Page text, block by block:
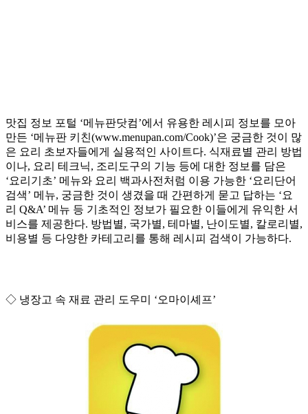
맛집 정보 포털 ‘메뉴판닷컴’에서 유용한 레시피 정보를 모아
만든 ‘메뉴판 키친(www.menupan.com/Cook)’은 궁금한 것이 많
은 요리 초보자들에게 실용적인 사이트다. 식재료별 관리 방법
이나, 요리 테크닉, 조리도구의 기능 등에 대한 정보를 담은
‘요리기초’ 메뉴와 요리 백과사전처럼 이용 가능한 ‘요리단어
검색’ 메뉴, 궁금한 것이 생겼을 때 간편하게 묻고 답하는 ‘요
리 Q&A’ 메뉴 등 기초적인 정보가 필요한 이들에게 유익한 서
비스를 제공한다. 방법별, 국가별, 테마별, 난이도별, 칼로리별,
비용별 등 다양한 카테고리를 통해 레시피 검색이 가능하다.
◇ 냉장고 속 재료 관리 도우미 ‘오마이셰프’